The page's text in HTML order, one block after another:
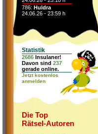
786: Huldra
24.06.26 - 23:59 h
Statistik
2686 Insulaner!
Davon sind 237
gerade online.
Jetzt kostenlos
anmelden
Die Top
Rätsel-Autoren